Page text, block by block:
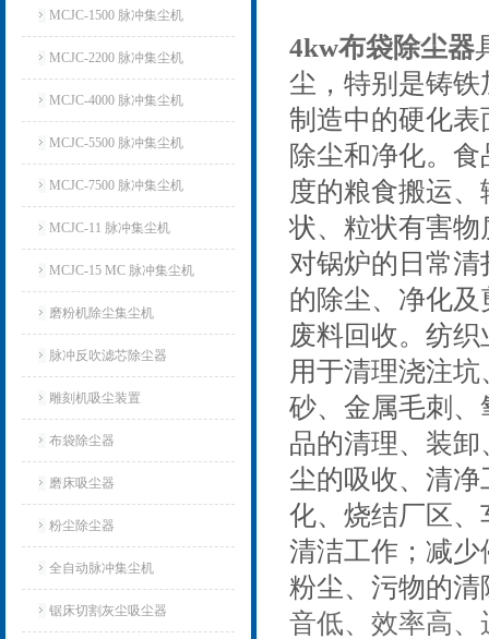
MCJC-1500 脉冲集尘机
MCJC-2200 脉冲集尘机
MCJC-4000 脉冲集尘机
MCJC-5500 脉冲集尘机
MCJC-7500 脉冲集尘机
MCJC-11 脉冲集尘机
MCJC-15 MC 脉冲集尘机
磨粉机除尘集尘机
脉冲反吹滤芯除尘器
雕刻机吸尘装置
布袋除尘器
磨床吸尘器
粉尘除尘器
全自动脉冲集尘机
锯床切割灰尘吸尘器
4kw布袋除尘器
尘，特别是铸
制造中的硬化
除尘和净化。
度的粮食搬运
状、粒状有害
对锅炉的日常
的除尘、净化
废料回收。纺
用于清理浇注
砂、金属毛刺
品的清理、装
尘的吸收、清
化、烧结厂区
清洁工作；减
粉尘、污物的
音低、效率高